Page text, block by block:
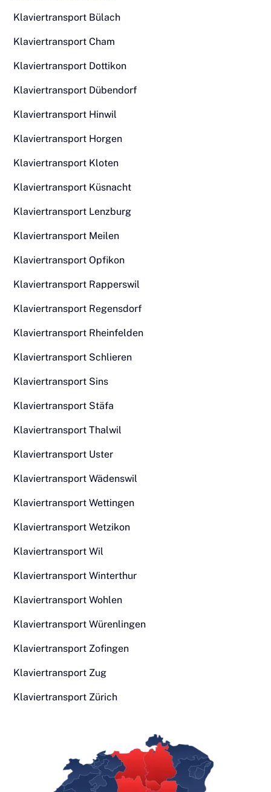
Klaviertransport Bülach
Klaviertransport Cham
Klaviertransport Dottikon
Klaviertransport Dübendorf
Klaviertransport Hinwil
Klaviertransport Horgen
Klaviertransport Kloten
Klaviertransport Küsnacht
Klaviertransport Lenzburg
Klaviertransport Meilen
Klaviertransport Opfikon
Klaviertransport Rapperswil
Klaviertransport Regensdorf
Klaviertransport Rheinfelden
Klaviertransport Schlieren
Klaviertransport Sins
Klaviertransport Stäfa
Klaviertransport Thalwil
Klaviertransport Uster
Klaviertransport Wädenswil
Klaviertransport Wettingen
Klaviertransport Wetzikon
Klaviertransport Wil
Klaviertransport Winterthur
Klaviertransport Wohlen
Klaviertransport Würenlingen
Klaviertransport Zofingen
Klaviertransport Zug
Klaviertransport Zürich